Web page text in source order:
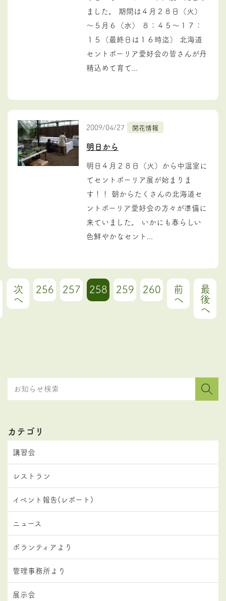
ました。 期間は４月２８日（火）
～５月６（水） ８：４５～１７：
１５（最終日は１６時迄） 北海道
セントポーリア愛好会の皆さんが丹
精込めて育て...
2009/04/27 開花情報
明日から
明日４月２８日（火）から中温室に
てセントポーリア展が始まりま
す！！ 朝からたくさんの北海道セ
ントポーリア愛好会の方々が準備に
来ていました。 いかにも春らしい
色鮮やかなセント...
次
へ
256 257 258 259 260 前
へ
最
後
へ
カテゴリ
講習会
レストラン
イベント報告(レポート)
ニュース
ボランティアより
管理事務所より
展示会